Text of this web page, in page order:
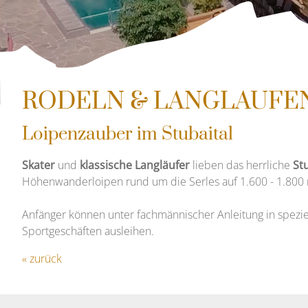
RODELN &
Loipenzauber im Stubaital
Skater und klassische Langläufer lieben das herrliche
Höhenwanderloipen rund um die Serles auf 1.600 -
Anfänger können unter fachmännischer Anleitung in
Sportgeschäften ausleihen.
« zurück